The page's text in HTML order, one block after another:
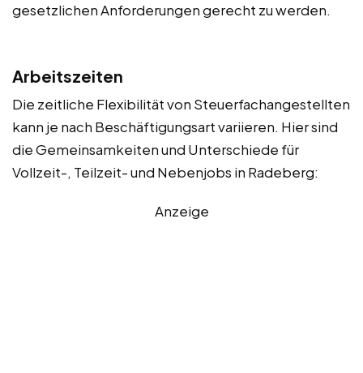
gesetzlichen Anforderungen gerecht zu werden.
Arbeitszeiten
Die zeitliche Flexibilität von Steuerfachangestellten
kann je nach Beschäftigungsart variieren. Hier sind
die Gemeinsamkeiten und Unterschiede für
Vollzeit-, Teilzeit- und Nebenjobs in Radeberg:
Anzeige